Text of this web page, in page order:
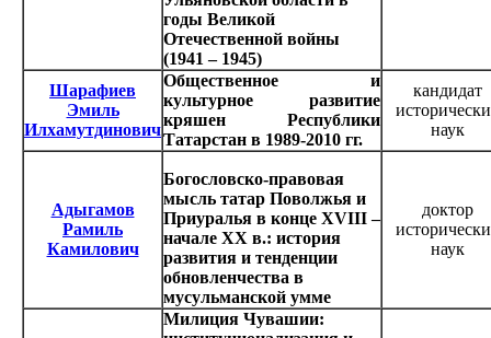
годы Великой
Отечественной войны
(1941 – 1945)
Шарафиев
Эмиль
Илхамутдинович
Общественное и
культурное развитие
кряшен Республики
Татарстан в 1989-2010 гг.
кандидат
наук
Адыгамов
Рамиль
Камилович
Богословско-правовая
мысль татар Поволжья и
Приуралья в конце XVIII –
начале XX в.: история
развития и тенденции
обновленчества в
мусульманской умме
доктор
наук
Милиция Чувашии: